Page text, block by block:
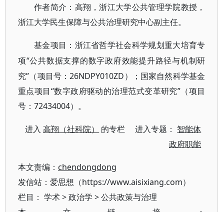
作者简介 ：高翔，浙江大学公共管理学院教授，
浙江大学民生保障与公共治理研究中心副主任。
基金项目
：浙江省哲学社会科学规划重大培育专
项“公共数据支撑的数字政府效能提升路径与机制研
究”（项目号：26NDPY010ZD）；国家自然科学基金
重点项目“数字政府驱动的治理范式变革研究”（项目
号：72434004）。
进入高翔（社科院） 的专栏 进入专题： 智能体
政府职能
本文责编： chendongdong
发信站：爱思想（https://www.aisixiang.com）
栏目： 学术>政治学 >公共政策与治理